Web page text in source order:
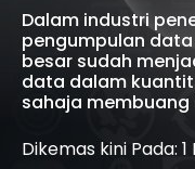
Dalam industri
pengumpulan
besar sudah
data dalam
sahaja membuang
Dikemas kini Pada: